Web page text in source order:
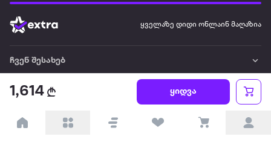
1,614 ყიდვა
ყველაზე დიდი ონლაინ მაღაზია
ჩვენ შესახებ
წესები და პირობები
პარტნიორებისთვის